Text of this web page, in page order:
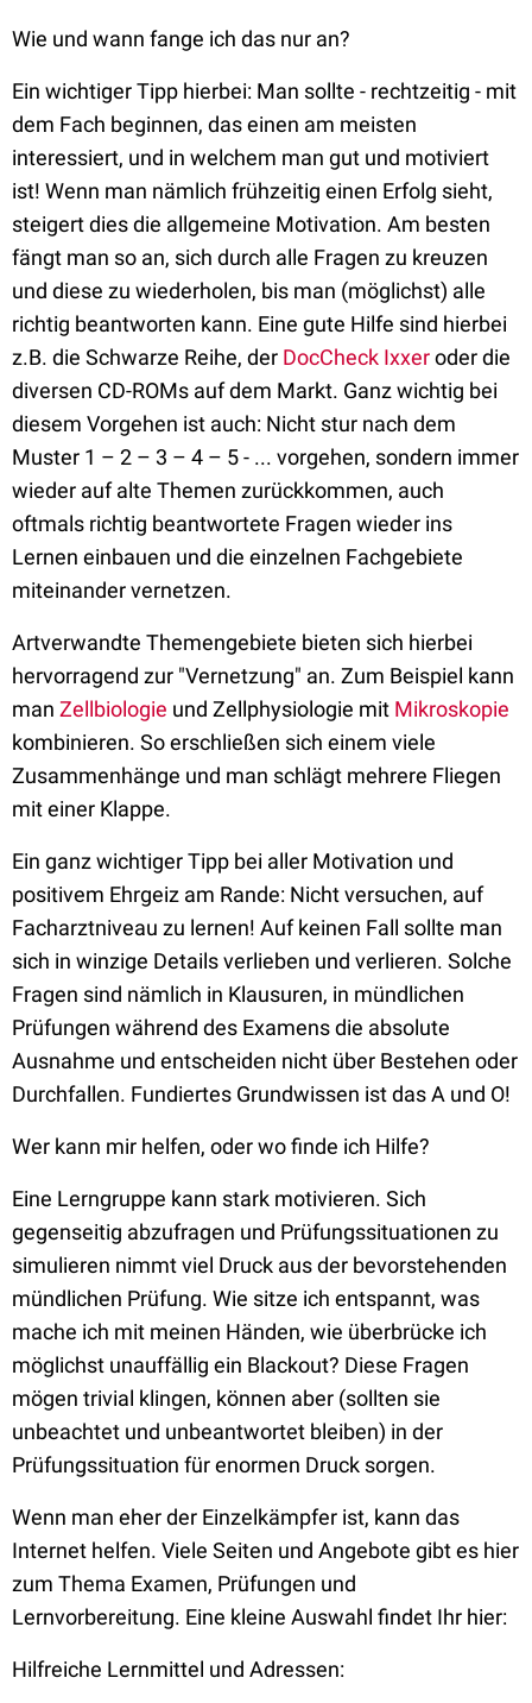
Wie und wann fange ich das nur an?
Ein wichtiger Tipp hierbei: Man sollte - rechtzeitig - mit
dem Fach beginnen, das einen am meisten
interessiert, und in welchem man gut und motiviert
ist! Wenn man nämlich frühzeitig einen Erfolg sieht,
steigert dies die allgemeine Motivation. Am besten
fängt man so an, sich durch alle Fragen zu kreuzen
und diese zu wiederholen, bis man (möglichst) alle
richtig beantworten kann. Eine gute Hilfe sind hierbei
z.B. die Schwarze Reihe, der DocCheck Ixxeroder die
diversen CD-ROMs auf dem Markt. Ganz wichtig bei
diesem Vorgehen ist auch: Nicht stur nach dem
Muster 1 – 2 – 3 – 4 – 5 - ... vorgehen, sondern immer
wieder auf alte Themen zurückkommen, auch
oftmals richtig beantwortete Fragen wieder ins
Lernen einbauen und die einzelnen Fachgebiete
miteinander vernetzen.
Artverwandte Themengebiete bieten sich hierbei
hervorragend zur "Vernetzung" an. Zum Beispiel kann
man Zellbiologie und Zellphysiologie mit Mikroskopie
kombinieren. So erschließen sich einem viele
Zusammenhänge und man schlägt mehrere Fliegen
mit einer Klappe.
Ein ganz wichtiger Tipp bei aller Motivation und
positivem Ehrgeiz am Rande: Nicht versuchen, auf
Facharztniveau zu lernen! Auf keinen Fall sollte man
sich in winzige Details verlieben und verlieren. Solche
Fragen sind nämlich in Klausuren, in mündlichen
Prüfungen während des Examens die absolute
Ausnahme und entscheiden nicht über Bestehen oder
Durchfallen. Fundiertes Grundwissen ist das A und O!
Wer kann mir helfen, oder wo finde ich Hilfe?
Eine Lerngruppe kann stark motivieren. Sich
gegenseitig abzufragen und Prüfungssituationen zu
simulieren nimmt viel Druck aus der bevorstehenden
mündlichen Prüfung. Wie sitze ich entspannt, was
mache ich mit meinen Händen, wie überbrücke ich
möglichst unauffällig ein Blackout? Diese Fragen
mögen trivial klingen, können aber (sollten sie
unbeachtet und unbeantwortet bleiben) in der
Prüfungssituation für enormen Druck sorgen.
Wenn man eher der Einzelkämpfer ist, kann das
Internet helfen. Viele Seiten und Angebote gibt es hier
zum Thema Examen, Prüfungen und
Lernvorbereitung. Eine kleine Auswahl findet Ihr hier:
Hilfreiche Lernmittel und Adressen: